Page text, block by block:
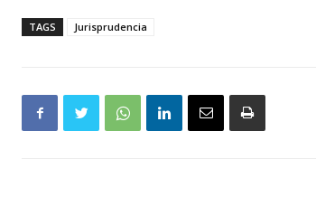
TAGS Jurisprudencia